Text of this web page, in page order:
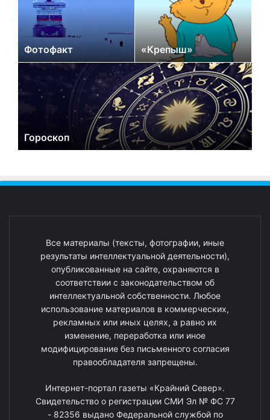
Фотофакт «Крепыш»
Гороскоп
Все материалы (тексты, фотографии, иные
результаты интеллектуальной деятельности),
опубликованные на сайте, охраняются в
соответствии с законодательством об
интеллектуальной собственности. Любое
использование материалов в коммерческих,
рекламных или иных целях, а равно их
изменение, переработка или иное
модифицирование без письменного согласия
правообладателя запрещены.
Интернет-портал газеты «Крайний Север».
Свидетельство о регистрации СМИ Эл № ФС 77
- 82356 выдано Федеральной службой по